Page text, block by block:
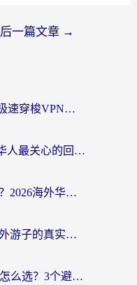
后一篇文章 →
海外党必看：ChickCN和极速穿梭VPN好用吗？3招教你选对回国加速器无缝刷国内资源
斧牛和light哪个好？海外华人最关心的回国加速器选择难题，一篇讲透
在国外怎么用虎牙不卡顿？2026海外华人亲测有效的回国加速器选择指南
斧牛和加速喵好用吗？海外游子的真实选择困境
马来西亚留学生回国VPN怎么选？3个避坑点+1款实测好用的加速器推荐